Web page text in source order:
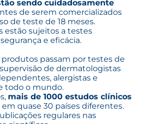
sendo cuidadosamente
de serem comercializados
de teste de 18 meses.
estão sujeitos a testes
e eficácia.
produtos passam por testes de
de dermatologistas
alergistas e
todo o mundo.
mais de 1000 estudos clínicos
quase 30 países diferentes.
regulares nas